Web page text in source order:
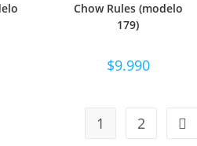
Chow Rules (modelo
179)
$9.990
1 2